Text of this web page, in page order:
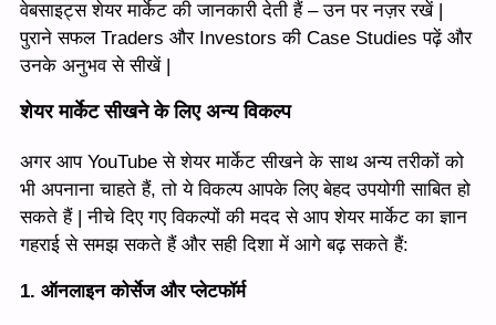
वेबसाइट्स शेयर मार्केट की जानकारी देती हैं – उन पर नज़र रखें |
पुराने सफल Traders और Investors की Case Studies पढ़ें और
उनके अनुभव से सीखें |
शेयर मार्केट सीखने के लिए अन्य विकल्प
अगर आप YouTube से शेयर मार्केट सीखने के साथ अन्य तरीकों को
भी अपनाना चाहते हैं, तो ये विकल्प आपके लिए बेहद उपयोगी साबित हो
सकते हैं | नीचे दिए गए विकल्पों की मदद से आप शेयर मार्केट का ज्ञान
गहराई से समझ सकते हैं और सही दिशा में आगे बढ़ सकते हैं:
1. ऑनलाइन कोर्सेज और प्लेटफॉर्म